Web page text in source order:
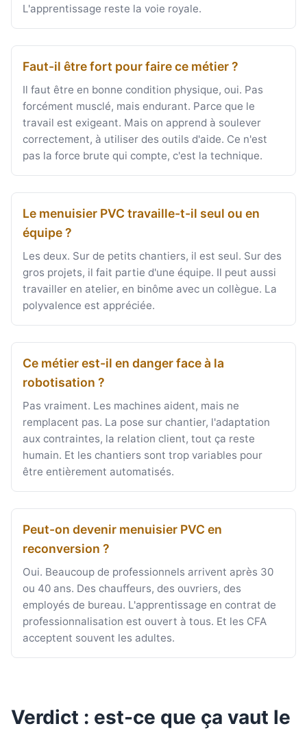
L'apprentissage reste la voie royale.
Faut-il être fort pour faire ce métier ?
Il faut être en bonne condition physique, oui. Pas
forcément musclé, mais endurant. Parce que le
travail est exigeant. Mais on apprend à soulever
correctement, à utiliser des outils d'aide. Ce n'est
pas la force brute qui compte, c'est la technique.
Le menuisier PVC travaille-t-il seul ou en
équipe ?
Les deux. Sur de petits chantiers, il est seul. Sur des
gros projets, il fait partie d'une équipe. Il peut aussi
travailler en atelier, en binôme avec un collègue. La
polyvalence est appréciée.
Ce métier est-il en danger face à la
robotisation ?
Pas vraiment. Les machines aident, mais ne
remplacent pas. La pose sur chantier, l'adaptation
aux contraintes, la relation client, tout ça reste
humain. Et les chantiers sont trop variables pour
être entièrement automatisés.
Peut-on devenir menuisier PVC en
reconversion ?
Oui. Beaucoup de professionnels arrivent après 30
ou 40 ans. Des chauffeurs, des ouvriers, des
employés de bureau. L'apprentissage en contrat de
professionnalisation est ouvert à tous. Et les CFA
acceptent souvent les adultes.
Verdict : est-ce que ça vaut le